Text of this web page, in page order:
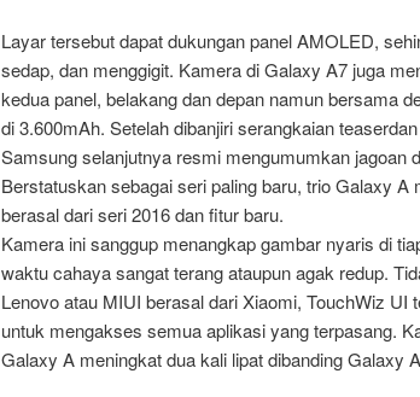
Layar tersebut dapat dukungan panel AMOLED,
sedap, dan menggigit. Kamera di Galaxy A7 juga
kedua panel, belakang dan depan namun bersama
di 3.600mAh. Setelah dibanjiri serangkaian
Samsung selanjutnya resmi mengumumkan jagoan
Berstatuskan sebagai seri paling baru, trio Galaxy
berasal dari seri 2016 dan fitur baru.
Kamera ini sanggup menangkap gambar nyaris di
waktu cahaya sangat terang ataupun agak redup.
Lenovo atau MIUI berasal dari Xiaomi, TouchWiz UI
untuk mengakses semua aplikasi yang terpasang.
Galaxy A meningkat dua kali lipat dibanding Galaxy